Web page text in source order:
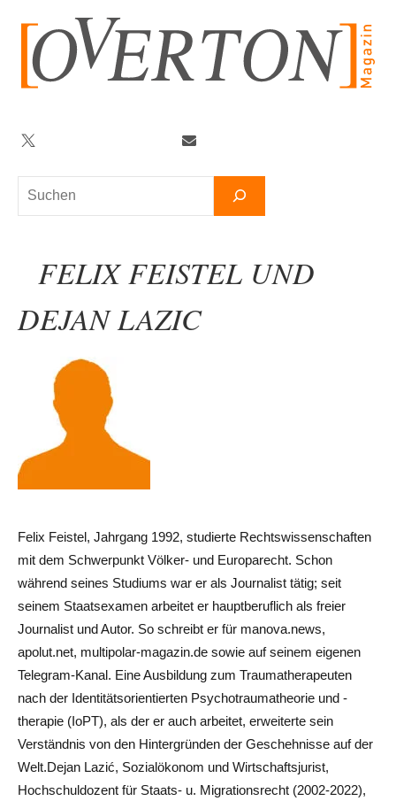
springen
Suchen
Twitter
FELIX FEISTEL UND
DEJAN LAZIC
Felix Feistel, Jahrgang 1992, studierte Rechtswissenschaften
mit dem Schwerpunkt Völker- und Europarecht. Schon
während seines Studiums war er als Journalist tätig; seit
seinem Staatsexamen arbeitet er hauptberuflich als freier
Journalist und Autor. So schreibt er für manova.news,
apolut.net, multipolar-magazin.de sowie auf seinem eigenen
Telegram-Kanal. Eine Ausbildung zum Traumatherapeuten
nach der Identitätsorientierten Psychotraumatheorie und -
therapie (IoPT), als der er auch arbeitet, erweiterte sein
Verständnis von den Hintergründen der Geschehnisse auf der
Welt.Dejan Lazić, Sozialökonom und Wirtschaftsjurist,
Hochschuldozent für Staats- u. Migrationsrecht (2002-2022),